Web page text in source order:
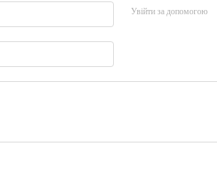
Увійти за допомогою